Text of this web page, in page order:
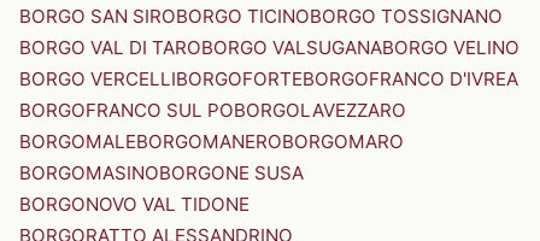
BORGO SAN SIROBORGO TICINOBORGO TOSSIGNANO
BORGO VAL DI TAROBORGO VALSUGANABORGO VELINO
BORGO VERCELLIBORGOFORTEBORGOFRANCO D'IVREA
BORGOFRANCO SUL POBORGOLAVEZZARO
BORGOMALEBORGOMANEROBORGOMARO
BORGOMASINOBORGONE SUSA
BORGONOVO VAL TIDONE
BORGORATTO ALESSANDRINO